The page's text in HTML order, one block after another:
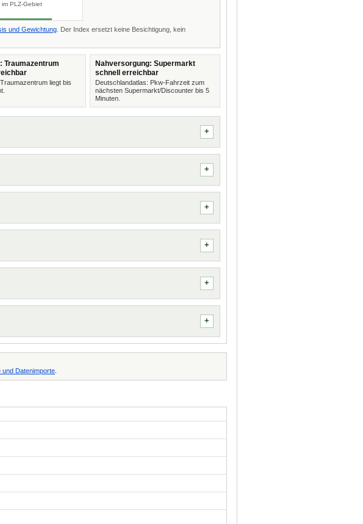
PLZ-Gebiet
und Gewichtung . Der Index ersetzt keine Besichtigung, kein
Traumazentrum
liegt bis
Nahversorgung: Supermarkt
schnell erreichbar
Deutschlandatlas: Pkw-Fahrzeit zum
nächsten Supermarkt/Discounter bis 5
Minuten.
und Datenimporte